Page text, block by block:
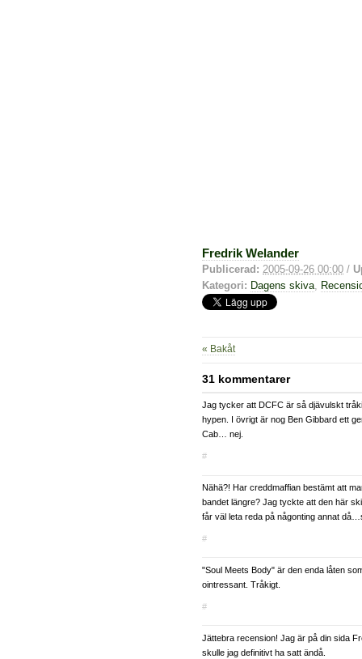
Fredrik Welander
Publicerad: 2005-09-26 00:00 /
Kategori: Dagens skiva,
« Bakåt
31 kommentarer
Jag tycker att DCFC är så djävulskt
hypen. I övrigt är nog Ben Gibbard ett
Cab… nej.
#
Nähä?! Har creddmaffian bestämt att
bandet längre? Jag tyckte att den här
får väl leta reda på någonting annat
#
"Soul Meets Body" är den enda låten
ointressant. Tråkigt.
#
Jättebra recension! Jag är på din sida
skulle jag definitivt ha satt ändå.